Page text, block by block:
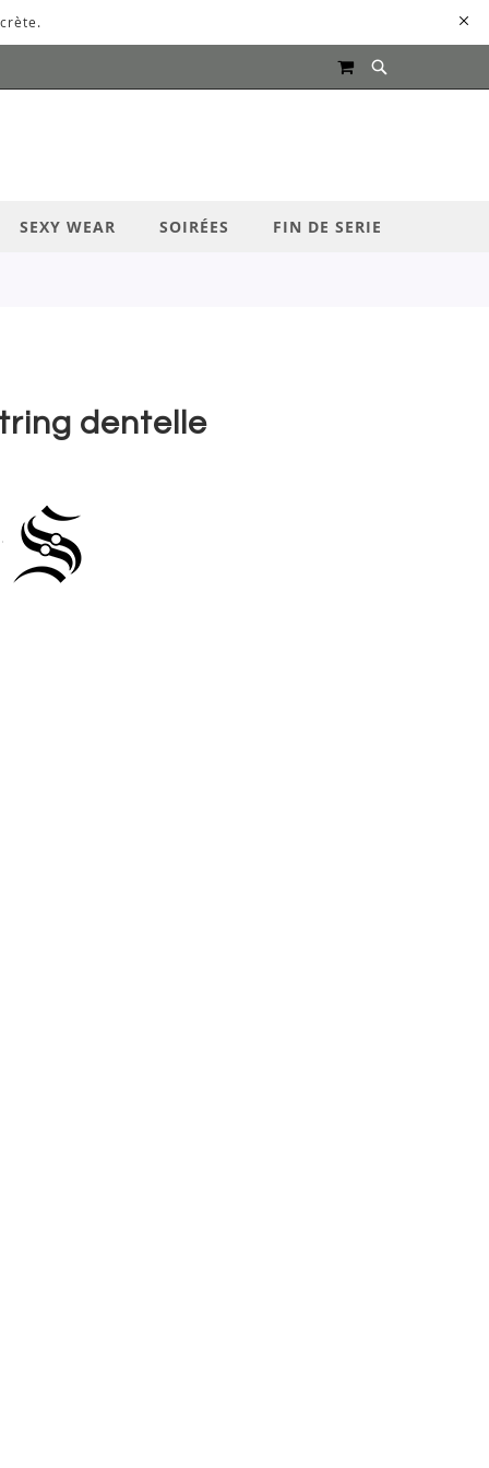
MON PANIER
SEXY WEAR SOIRÉES FIN DE SERIE
dentelle